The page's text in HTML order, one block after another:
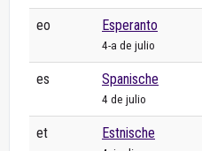
eo Esperanto
4-a de julio
es Spanische
4 de julio
et Estnische